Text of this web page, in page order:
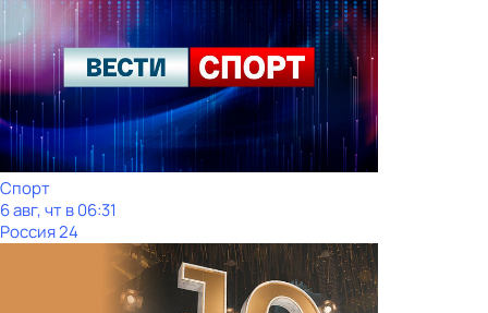
Спорт
6 авг, чт в 06:31
Россия 24